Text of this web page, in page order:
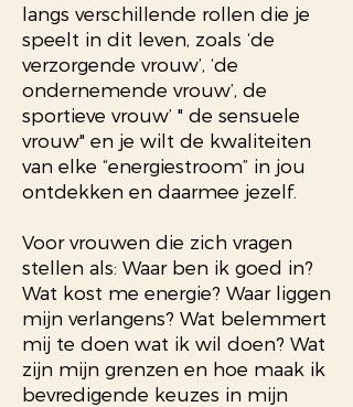
langs verschillende rollen die je
speelt in dit leven, zoals ‘de
verzorgende vrouw’, ‘de
ondernemende vrouw’, de
sportieve vrouw’ " de sensuele
vrouw" en je wilt de kwaliteiten
van elke “energiestroom” in jou
ontdekken en daarmee jezelf.
Voor vrouwen die zich vragen
stellen als: Waar ben ik goed in?
Wat kost me energie? Waar liggen
mijn verlangens? Wat belemmert
mij te doen wat ik wil doen? Wat
zijn mijn grenzen en hoe maak ik
bevredigende keuzes in mijn